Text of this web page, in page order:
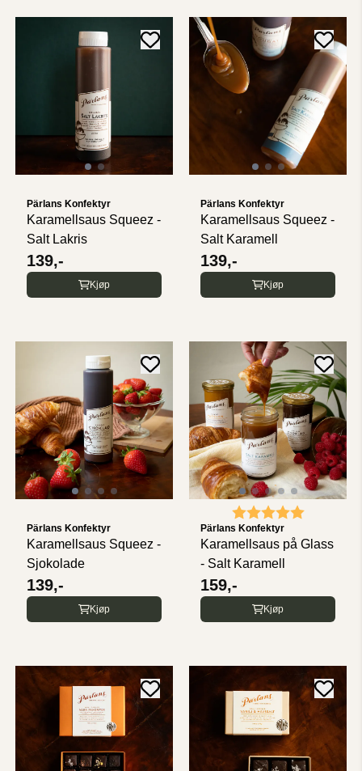
Pärlans Konfektyr
Karamellsaus Squeez -
Salt Lakris
139,-
Kjøp
Pärlans Konfektyr
Karamellsaus Squeez -
Salt Karamell
139,-
Kjøp
Pärlans Konfektyr
Karamellsaus Squeez -
Sjokolade
139,-
Kjøp
Karakter: 5.0 av 5
Pärlans Konfektyr
Karamellsaus på Glass
- Salt Karamell
159,-
Kjøp